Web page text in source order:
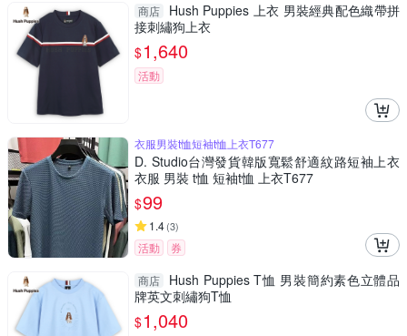
商店
Hush Puppies 上衣 男裝經典配色織帶拼
接刺繡狗上衣
$1,640
活動
衣服男裝t恤短袖t恤上衣T677
D. Studio台灣發貨韓版寬鬆舒適紋路短袖上衣
衣服 男裝 t恤 短袖t恤 上衣T677
$99
1.4(3)
活動 券
商店
Hush Puppies T恤 男裝簡約素色立體品
牌英文刺繡狗T恤
$1,040